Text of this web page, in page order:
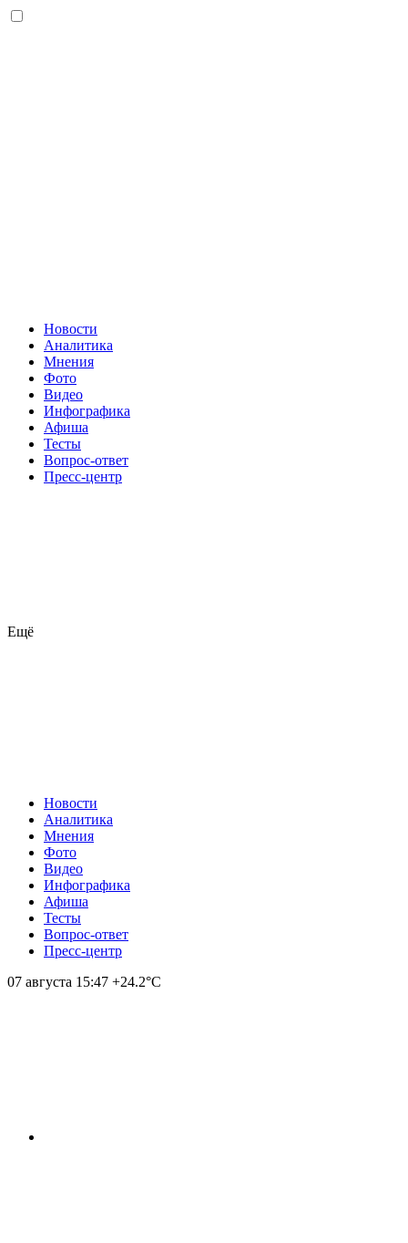
Новости
Аналитика
Мнения
Фото
Видео
Инфографика
Афиша
Тесты
Вопрос-ответ
Пресс-центр
Ещё
Новости
Аналитика
Мнения
Фото
Видео
Инфографика
Афиша
Тесты
Вопрос-ответ
Пресс-центр
07 августа 15:47 +24.2°С